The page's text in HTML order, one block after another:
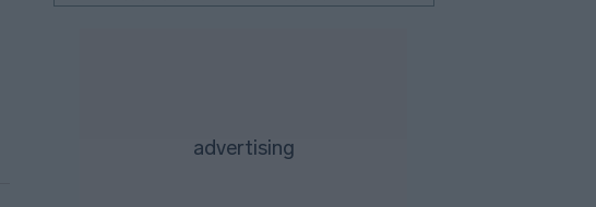
Ευρωπαίους ανταγωνιστές
προσελκύουν επενδυτές